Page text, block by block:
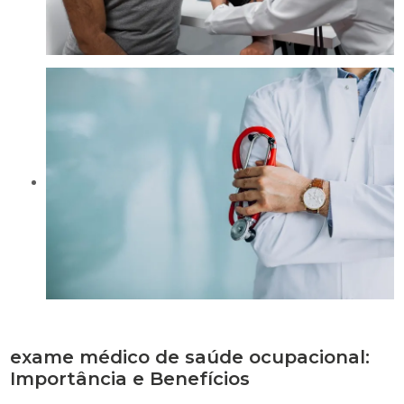
exame médico de saúde ocupacional:
Importância e Benefícios